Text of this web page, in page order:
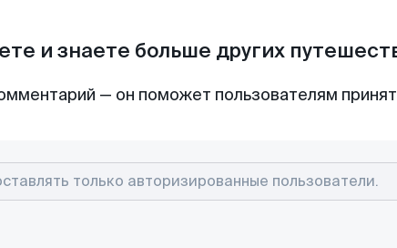
и знаете больше других
— он поможет пользователям